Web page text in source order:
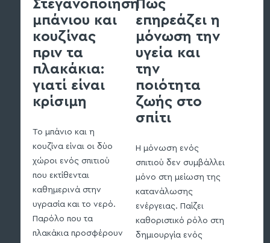
Στεγανοποίηση
μπάνιου και
κουζίνας
πριν τα
πλακάκια:
γιατί είναι
κρίσιμη
Το μπάνιο και η
κουζίνα είναι οι δύο
χώροι ενός σπιτιού
που εκτίθενται
καθημερινά στην
υγρασία και το νερό.
Παρόλο που τα
πλακάκια προσφέρουν
Πώς
επηρεάζει η
μόνωση την
υγεία και
την
ποιότητα
ζωής στο
σπίτι
Η μόνωση ενός
σπιτιού δεν συμβάλλει
μόνο στη μείωση της
κατανάλωσης
ενέργειας. Παίζει
καθοριστικό ρόλο στη
δημιουργία ενός